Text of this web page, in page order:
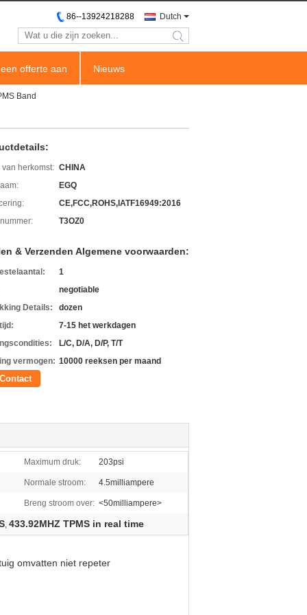
Dutch
86--13924218288
search
offerte aan Nieuws
Band
van herkomst: CHINA
EGQ
CE,FCC,ROHS,IATF16949:2016
T3OZ0
& Verzenden Algemene voorwaarden:
1
negotiable
Details:
dozen
7-15 het werkdagen
L/C, D/A, D/P, T/T
vermogen: 10000 reeksen per maand
Contact
Maximum druk: 203psi
Normale stroom: 4.5milliampere
Breng stroom over: <50milliampere>
, 433.92MHZ TPMS in real time
omvatten niet repeter